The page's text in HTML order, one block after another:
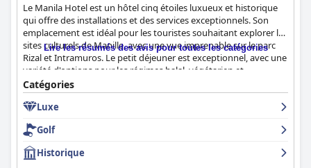
Le Manila Hotel est un hôtel cinq étoiles luxueux et historique
qui offre des installations et des services exceptionnels. Son
emplacement est idéal pour les touristes souhaitant explorer les
sites culturels de Manille, avec une vue imprenable sur le parc
Rizal et Intramuros. Le petit déjeuner est exceptionnel, avec une
variété d'options pour les régimes halal, végétarien et
végétalien. L'expérience gastronomique est également
excellente, bien que certains clients aient eu des problèmes avec
la qualité de la nourriture et la lenteur du service. Les chambres
équipements ne sont plus à la hauteur. Le personnel est un
point fort et les clients ne tarissent pas d'éloges sur sa
gentillesse, sa serviabilité et son professionnalisme. Le spa et la
Lire les résumés des avis pour toutes les catégories
Catégories
Luxe
Golf
Historique